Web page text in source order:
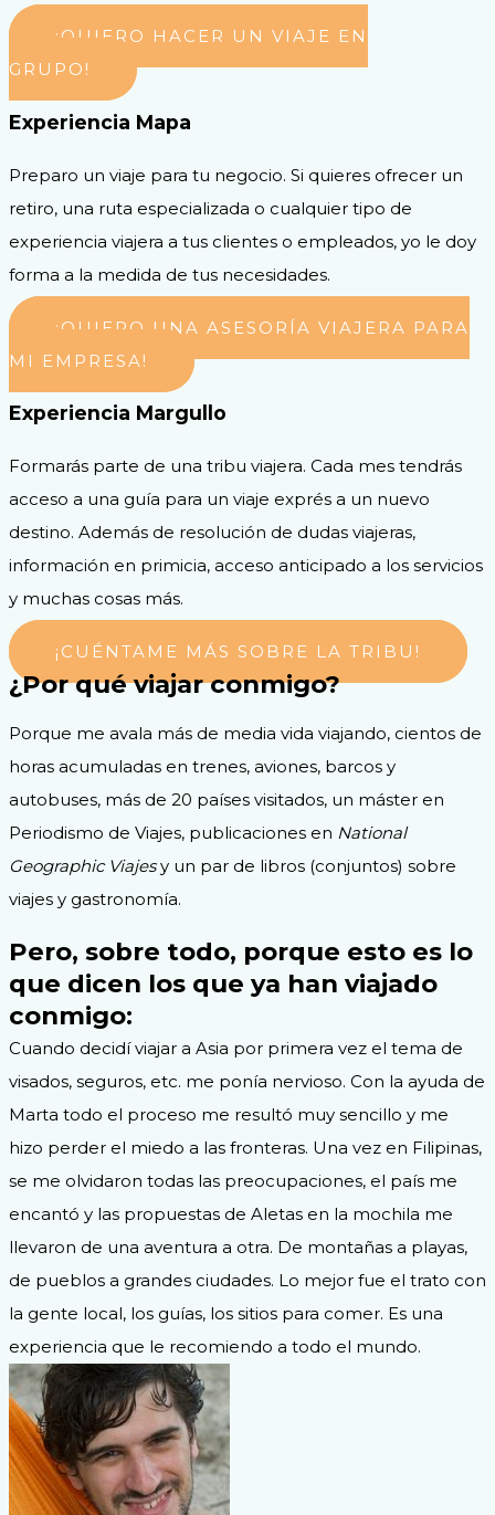
¡QUIERO HACER UN VIAJE EN
GRUPO!
Experiencia Mapa
Preparo un viaje para tu negocio. Si quieres ofrecer un
retiro, una ruta especializada o cualquier tipo de
experiencia viajera a tus clientes o empleados, yo le doy
forma a la medida de tus necesidades.
¡QUIERO UNA ASESORÍA VIAJERA PARA
MI EMPRESA!
Experiencia Margullo
Formarás parte de una tribu viajera. Cada mes tendrás
acceso a una guía para un viaje exprés a un nuevo
destino. Además de resolución de dudas viajeras,
información en primicia, acceso anticipado a los servicios
y muchas cosas más.
¡CUÉNTAME MÁS SOBRE LA TRIBU!
¿Por qué viajar conmigo?
Porque me avala más de media vida viajando, cientos de
horas acumuladas en trenes, aviones, barcos y
autobuses, más de 20 países visitados, un máster en
Periodismo de Viajes, publicaciones en National
Geographic Viajesy un par de libros (conjuntos) sobre
viajes y gastronomía.
Pero, sobre todo, porque esto es lo
que dicen los que ya han viajado
conmigo:
Cuando decidí viajar a Asia por primera vez el tema de
visados, seguros, etc. me ponía nervioso. Con la ayuda de
Marta todo el proceso me resultó muy sencillo y me
hizo perder el miedo a las fronteras. Una vez en Filipinas,
se me olvidaron todas las preocupaciones, el país me
encantó y las propuestas de Aletas en la mochila me
llevaron de una aventura a otra. De montañas a playas,
de pueblos a grandes ciudades. Lo mejor fue el trato con
la gente local, los guías, los sitios para comer. Es una
experiencia que le recomiendo a todo el mundo.